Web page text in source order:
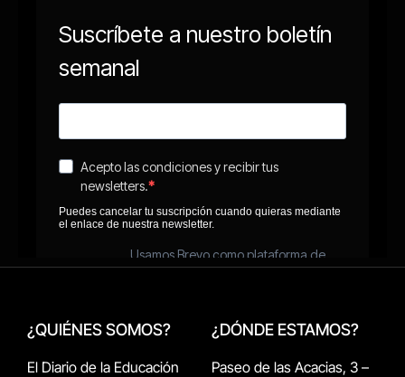
¿QUIÉNES SOMOS?
El Diario de la Educación
¿DÓNDE ESTAMOS?
Paseo de las Acacias, 3 –